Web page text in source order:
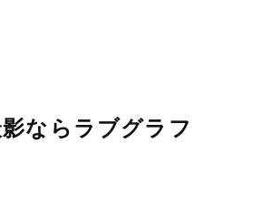
なら ラブグラフ